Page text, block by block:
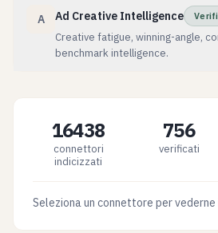
A Ad Creative Intelligence
Creative fatigue, winning-angle,
benchmark intelligence.
16438
connettori
indicizzati
756
verificati
Seleziona un connettore per